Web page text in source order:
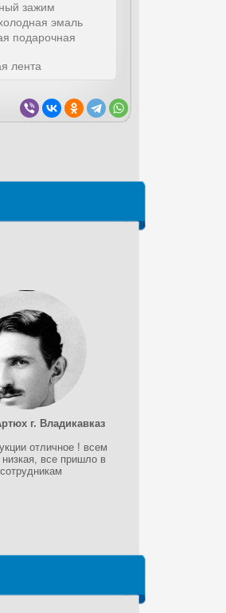
зажим
эмаль
подарочная
лента
г. Владикавказ
отличное ! всем
все пришло в